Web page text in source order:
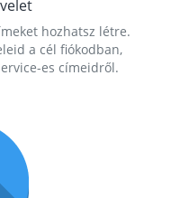
hozhatsz létre.
a cél fiókodban,
es címeidről.